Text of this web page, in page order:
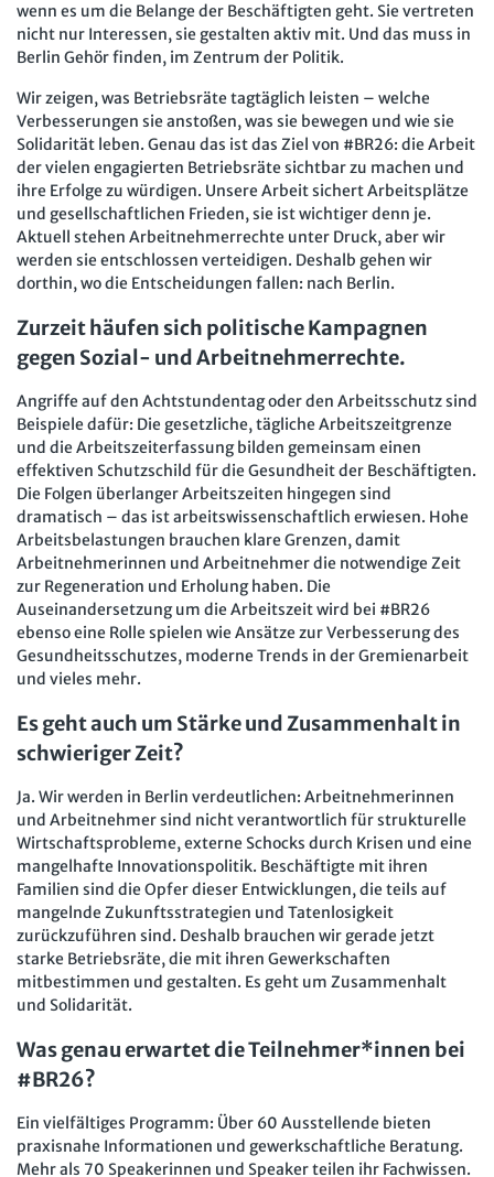
wenn es um die Belange der Beschäftigten geht. Sie vertreten
nicht nur Interessen, sie gestalten aktiv mit. Und das muss in
Berlin Gehör finden, im Zentrum der Politik.
Wir zeigen, was Betriebsräte tagtäglich leisten – welche
Verbesserungen sie anstoßen, was sie bewegen und wie sie
Solidarität leben. Genau das ist das Ziel von #BR26: die Arbeit
der vielen engagierten Betriebsräte sichtbar zu machen und
ihre Erfolge zu würdigen. Unsere Arbeit sichert Arbeitsplätze
und gesellschaftlichen Frieden, sie ist wichtiger denn je.
Aktuell stehen Arbeitnehmerrechte unter Druck, aber wir
werden sie entschlossen verteidigen. Deshalb gehen wir
dorthin, wo die Entscheidungen fallen: nach Berlin.
Zurzeit häufen sich politische Kampagnen
gegen Sozial- und Arbeitnehmerrechte.
Angriffe auf den Achtstundentag oder den Arbeitsschutz sind
Beispiele dafür: Die gesetzliche, tägliche Arbeitszeitgrenze
und die Arbeitszeiterfassung bilden gemeinsam einen
effektiven Schutzschild für die Gesundheit der Beschäftigten.
Die Folgen überlanger Arbeitszeiten hingegen sind
dramatisch – das ist arbeitswissenschaftlich erwiesen. Hohe
Arbeitsbelastungen brauchen klare Grenzen, damit
Arbeitnehmerinnen und Arbeitnehmer die notwendige Zeit
zur Regeneration und Erholung haben. Die
Auseinandersetzung um die Arbeitszeit wird bei #BR26
ebenso eine Rolle spielen wie Ansätze zur Verbesserung des
Gesundheitsschutzes, moderne Trends in der Gremienarbeit
und vieles mehr.
Es geht auch um Stärke und Zusammenhalt in
schwieriger Zeit?
Ja. Wir werden in Berlin verdeutlichen: Arbeitnehmerinnen
und Arbeitnehmer sind nicht verantwortlich für strukturelle
Wirtschaftsprobleme, externe Schocks durch Krisen und eine
mangelhafte Innovationspolitik. Beschäftigte mit ihren
Familien sind die Opfer dieser Entwicklungen, die teils auf
mangelnde Zukunftsstrategien und Tatenlosigkeit
zurückzuführen sind. Deshalb brauchen wir gerade jetzt
starke Betriebsräte, die mit ihren Gewerkschaften
mitbestimmen und gestalten. Es geht um Zusammenhalt
und Solidarität.
Was genau erwartet die Teilnehmer*innen bei
#BR26?
Ein vielfältiges Programm: Über 60 Ausstellende bieten
praxisnahe Informationen und gewerkschaftliche Beratung.
Mehr als 70 Speakerinnen und Speaker teilen ihr Fachwissen.